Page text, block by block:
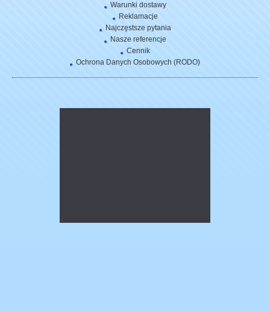
Warunki dostawy
Reklamacje
Najczęstsze pytania
Nasze referencje
Cennik
Ochrona Danych Osobowych (RODO)